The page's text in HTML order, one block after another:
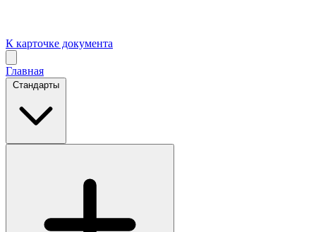
К карточке документа
Главная
Стандарты